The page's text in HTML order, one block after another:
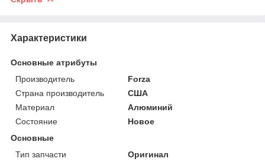
Характеристики
Основные атрибуты
Производитель
Forza
Страна производитель
США
Материал
Алюминий
Состояние
Новое
Основные
Тип запчасти
Оригинал